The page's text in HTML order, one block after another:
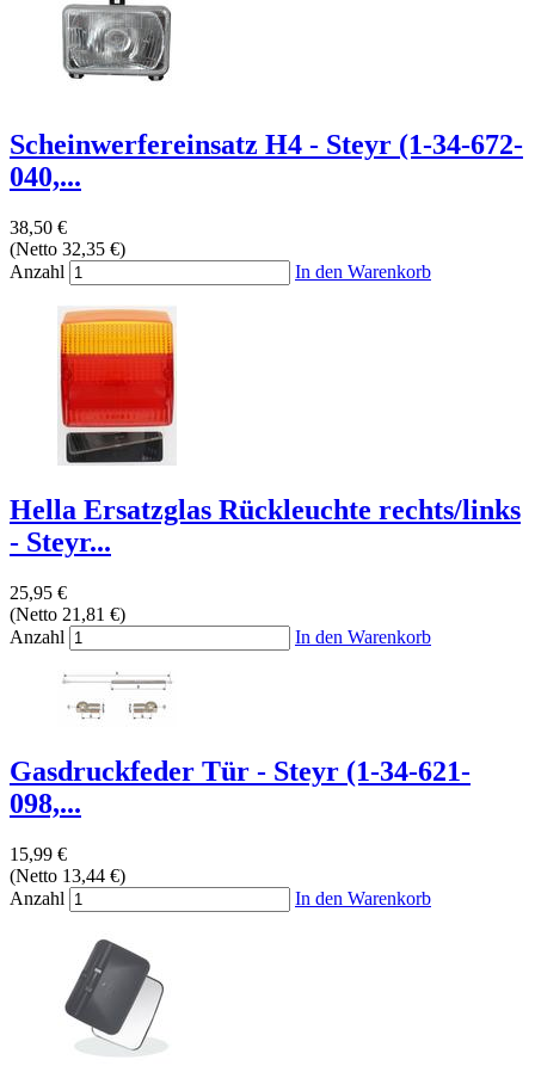
Scheinwerfereinsatz H4 - Steyr (1-34-672-
040,...
38,50 €
(Netto 32,35 €)
Anzahl
In den Warenkorb
Hella Ersatzglas Rückleuchte rechts/links
- Steyr...
25,95 €
(Netto 21,81 €)
Anzahl
In den Warenkorb
Gasdruckfeder Tür - Steyr (1-34-621-
098,...
15,99 €
(Netto 13,44 €)
Anzahl
In den Warenkorb